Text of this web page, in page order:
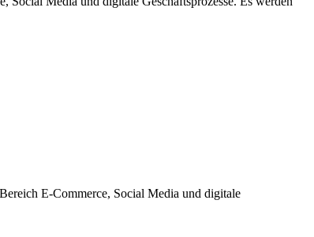
E-Commerce, Social Media und digitale